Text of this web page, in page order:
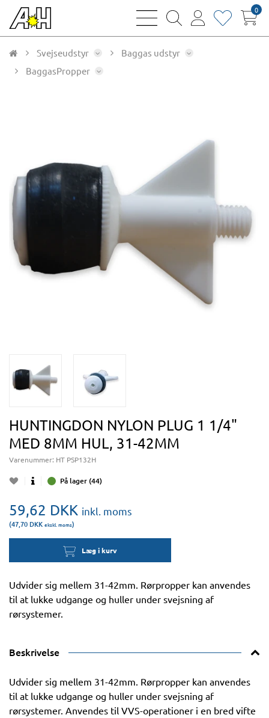
bars
magnifying
user
heart0
Svejseudstyr
Baggas udstyr
BaggasPropper
HUNTINGDON NYLON PLUG 1 1/4"
MED 8MM HUL, 31-42MM
Varenummer: HT PSP132H
På lager (44)
59,62 DKK inkl. moms
(47,70 DKK ekskl. moms)
Læg i kurv
Udvider sig mellem 31-42mm. Rørpropper kan anvendes
til at lukke udgange og huller under svejsning af
rørsystemer.
Beskrivelse
Udvider sig mellem 31-42mm. Rørpropper kan anvendes
til at lukke udgange og huller under svejsning af
rørsystemer. Anvendes til VVS-operationer i en bred vifte